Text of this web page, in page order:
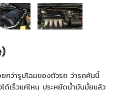
กว่ารูปโฉมของตัวรถ ว่ารถคันนี้
ด้เร็วแค่ไหน ประหยัดน้ำมันมั้ยแล้ว